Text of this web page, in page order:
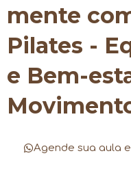
mente
Pilates -
e Bem-
Agende sua aula